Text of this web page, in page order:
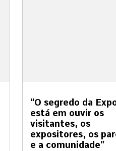
“O segredo da
está em ouvir os
visitantes, os
expositores, os
e a comunidade”